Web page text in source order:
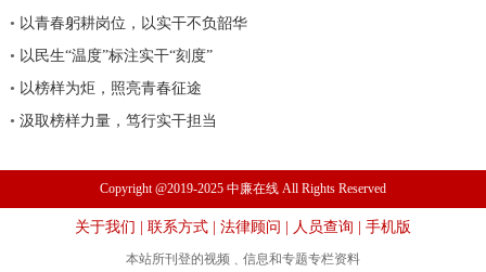
• 以青春躬耕岗位，以实干不负韶华
• 以民生“温度”标注实干“刻度”
• 以榜样为炬，照亮青春征途
• 汲取榜样力量，笃行实干担当
Copyright @2019-2025 中廉在线 All Rights Reserved
关于我们 联系方式 法律顾问 人员查询 手机版
本站所刊登的视频﹑信息和专题专栏资料